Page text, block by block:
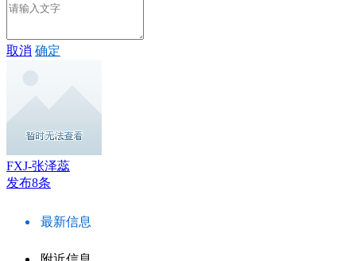
取消 确定
FXJ-张泽蕊
发布8条
最新信息